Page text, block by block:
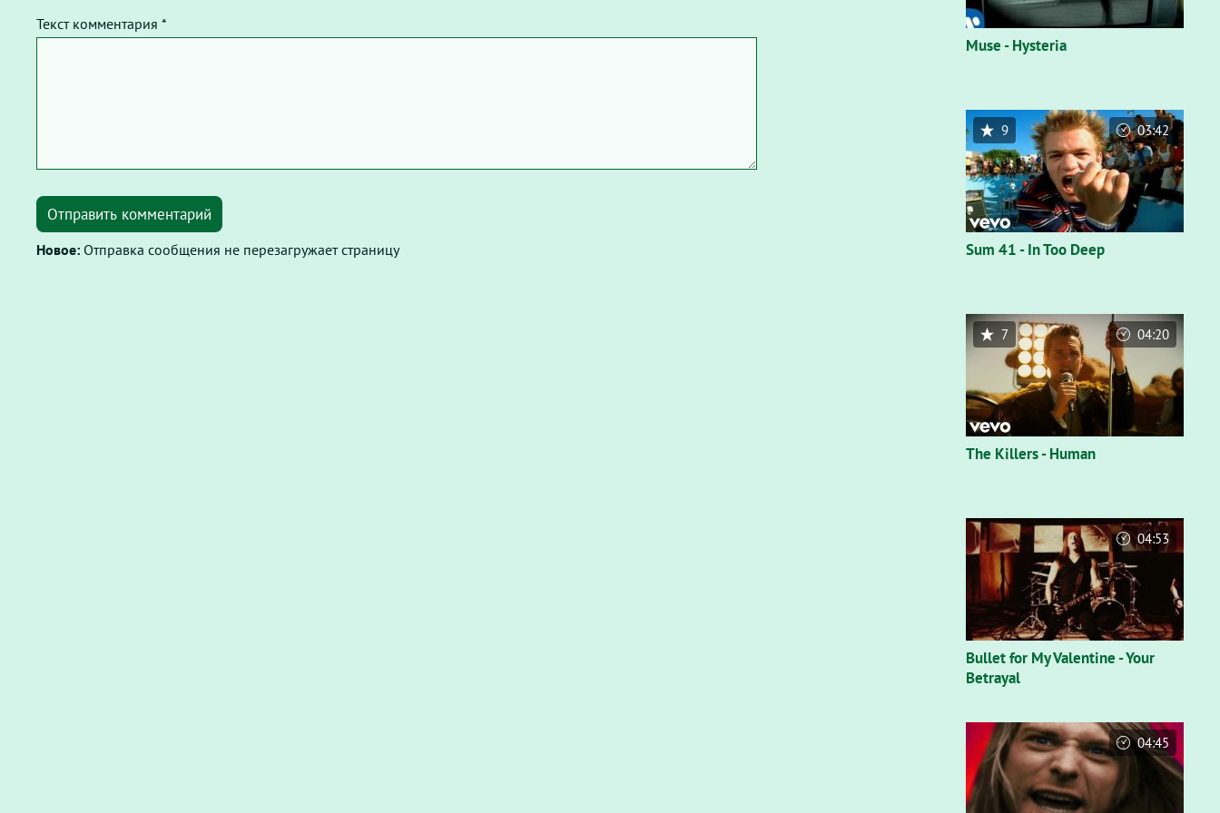
Текст комментария *
Отправить комментарий
Новое: Отправка сообщения не перезагружает страницу
Muse - Hysteria
Sum 41 - In Too Deep
9 03:42
The Killers - Human
7 04:20
Bullet for My Valentine - Your
Betrayal
04:53
04:45